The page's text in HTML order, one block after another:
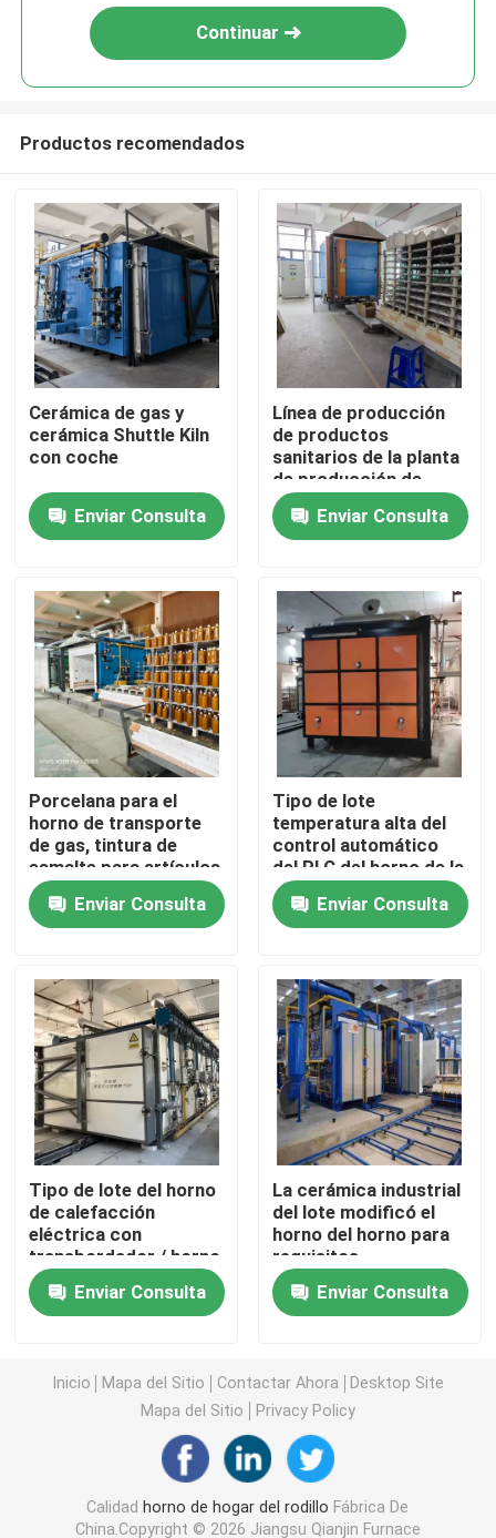
Productos
Sobre nosotros
Viaje de la fábrica
Control de calidad
Noticias
Casos
Pida una cita
Horno de empuje
horno de la correa de la malla
Horno encajonado
horno de tubo
horno de la lanzadera
horno de túnel
horno de caja de la atmósfera
Horno de recocido
Continuar
Productos recomendados
Cerámica de gas y
cerámica Shuttle Kiln
con coche
Enviar Consulta
Línea de producción
de productos
sanitarios de la planta
de producción de
cerámica túnel de la
planta de producción
Enviar Consulta
Porcelana para el
horno de transporte
de gas, tintura de
esmalte para artículos
sanitarios
Enviar Consulta
Tipo de lote
temperatura alta del
control automático
del PLC del horno de la
lanzadera de la leña
Enviar Consulta
Tipo de lote del horno
de calefacción
eléctrica con
transbordador / horno
de cocción cerámico
Enviar Consulta
La cerámica industrial
del lote modificó el
horno del horno para
requisitos
particulares de la
lanzadera de la
sinterización con el
Enviar Consulta
Inicio Mapa del Sitio Contactar Ahora
Desktop Site
Mapa del Sitio
Privacy Policy
Calidad horno de hogar del rodillo Fábrica De
China.Copyright © 2026 Jiangsu Qianjin Furnace